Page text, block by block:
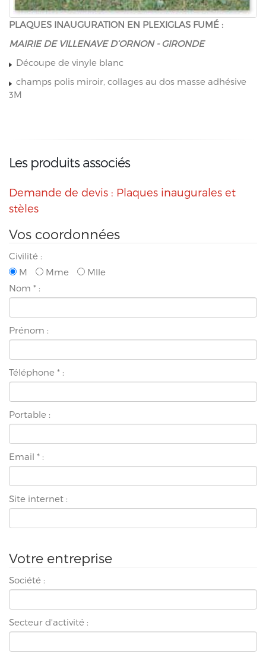
PLAQUES INAUGURATION EN PLEXIGLAS FUMÉ :
MAIRIE DE VILLENAVE D’ORNON - GIRONDE
Découpe de vinyle blanc
champs polis miroir, collages au dos masse adhésive
3M
Les produits associés
Demande de devis : Plaques inaugurales et
stèles
Vos coordonnées
Civilité :
M
Mme
Mlle
Nom * :
Prénom :
Téléphone * :
Portable :
Email * :
Site internet :
Votre entreprise
Société :
Secteur d'activité :